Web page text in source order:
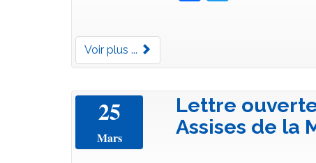
Voir plus ...
25
Mars
Lettre
Assises de la